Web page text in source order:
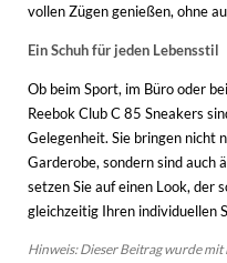
vollen Zügen genießen, ohne
Ein Schuh für jeden Lebensstil
Ob beim Sport, im Büro oder
Reebok Club C 85 Sneakers
Gelegenheit. Sie bringen nicht
Garderobe, sondern sind auch
setzen Sie auf einen Look, der
gleichzeitig Ihren individuellen
Hinweis: Dieser Beitrag wurde